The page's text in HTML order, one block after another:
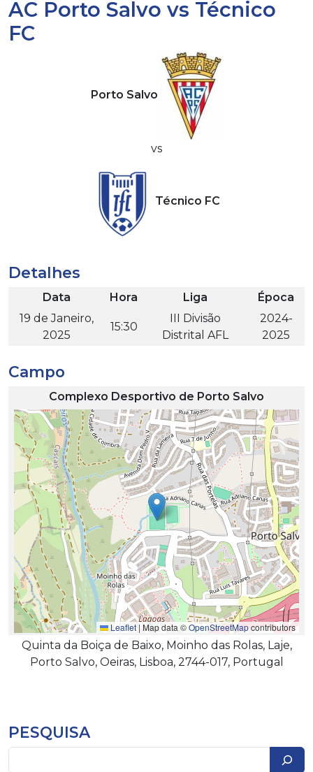
AC Porto Salvo vs Técnico
FC
Porto Salvo
vs
Técnico FC
Detalhes
Data Hora Liga
Época
19 de Janeiro,
2025
15:30
III Divisão
Distrital AFL
2024-
2025
Campo
Complexo Desportivo de Porto Salvo
Leaflet |Map data ©OpenStreetMapcontributors
Quinta da Boiça de Baixo, Moinho das Rolas, Laje,
Porto Salvo, Oeiras, Lisboa, 2744-017, Portugal
PESQUISA